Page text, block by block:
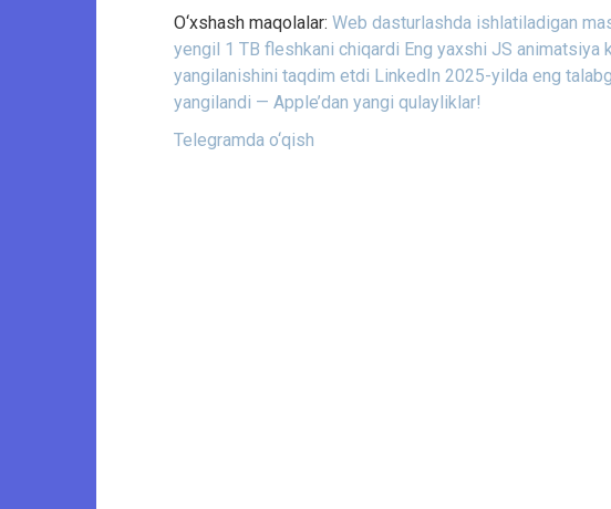
O‘xshash maqolalar: Web dasturlashda ishlatiladigan
yengil 1 TB fleshkani chiqardi Eng yaxshi JS animatsiya
yangilanishini taqdim etdi LinkedIn 2025-yilda eng
yangilandi — Apple’dan yangi qulayliklar!
Telegramda o‘qish